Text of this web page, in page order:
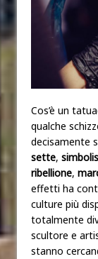
Cos’è un
qualche
decisamente
sette,
ribellione,
effetti ha
culture più
totalmente
scultore e
stanno